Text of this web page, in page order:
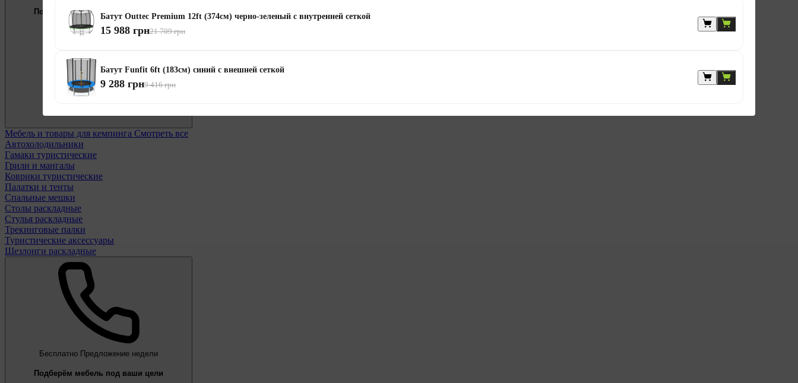
Подберём мебель под ваши цели
0 800 338 301
Мебель и товары для кемпинга Смотреть все
Автохолодильники
Гамаки туристические
Грили и мангалы
Коврики туристические
Палатки и тенты
Спальные мешки
Столы раскладные
Стулья раскладные
Трекинговые палки
Туристические аксессуары
Шезлонги раскладные
Бесплатно Предложение недели
Подберём мебель под ваши цели
Батут Outtec Premium 12ft (374см) черно-зеленый с внутренней сеткой
15 988 грн21 709 грн
Батут Funfit 6ft (183см) синий с внешней сеткой
9 288 грн9 416 грн